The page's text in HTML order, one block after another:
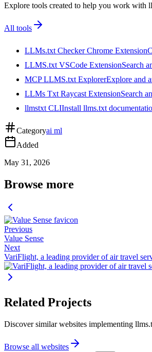
Explore tools created to help you work with
All tools
LLMs.txt Checker Chrome Extension
LLMS.txt VSCode ExtensionSearch
MCP LLMS.txt ExplorerExplore and
LLMs Txt Raycast ExtensionSearch
llmstxt CLIInstall llms.txt
Categoryai ml
Added
May 31, 2026
Browse more
Previous
Value Sense
Next
VariFlight, a leading provider of air travel
Related Projects
Discover similar websites implementing
Browse all websites